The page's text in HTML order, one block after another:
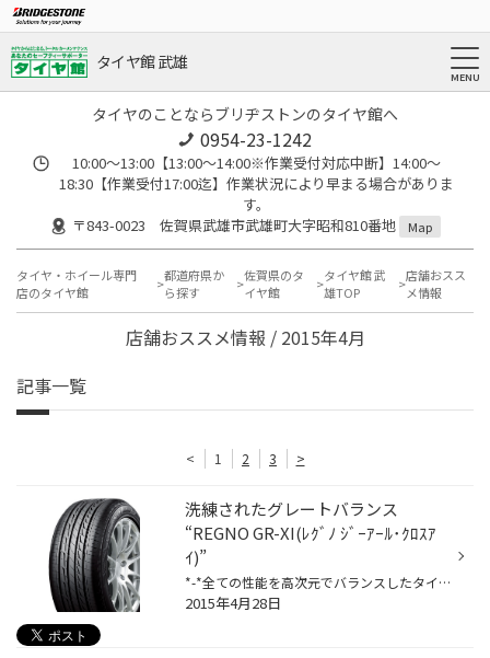
タイヤ館 武雄
タイヤのことならブリヂストンのタイヤ館へ
0954-23-1242
10:00～13:00【13:00～14:00※作業受付対応中断】14:00～
18:30【作業受付17:00迄】作業状況により早まる場合がありま
す。
〒843-0023 佐賀県武雄市武雄町大字昭和810番地
Map
タイヤ・ホイール専門
店のタイヤ館
都道府県か
ら探す
佐賀県のタ
イヤ館
タイヤ館 武
雄TOP
店舗おスス
メ情報
店舗おススメ情報 / 2015年4月
記事一覧
< 1 2 3 >
洗練されたグレートバランス
“REGNO GR-XI(ﾚｸﾞﾉ ｼﾞｰｱｰﾙ･ｸﾛｽｱ
ｲ)”
*-*全ての性能を高次元でバランスしたタイヤをお求めのお客様へ*-* 1.高い静粛性と上質な音色を実現 ・様々な路面でのノイズを抑制＆心地よさを覚える音色を追及 2.優雅な乗り心地と応答性の良いハンドリングを実現 ・ブリヂストン独自技術「ULTIMAT EYE(ｱﾙﾃｨﾒｯﾄ ｱｲ)」により、高い直進安定性と応答...
2015年4月28日